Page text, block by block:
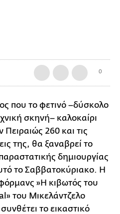
0
που το φετινό –δύσκολο
σκηνή– καλοκαίρι
260 και τις
της, θα ξαναβρεί το
δημιουργίας
το Σαββατοκύριακο. Η
»Η κιβωτός του
του Μικελάντζελο
το εικαστικό